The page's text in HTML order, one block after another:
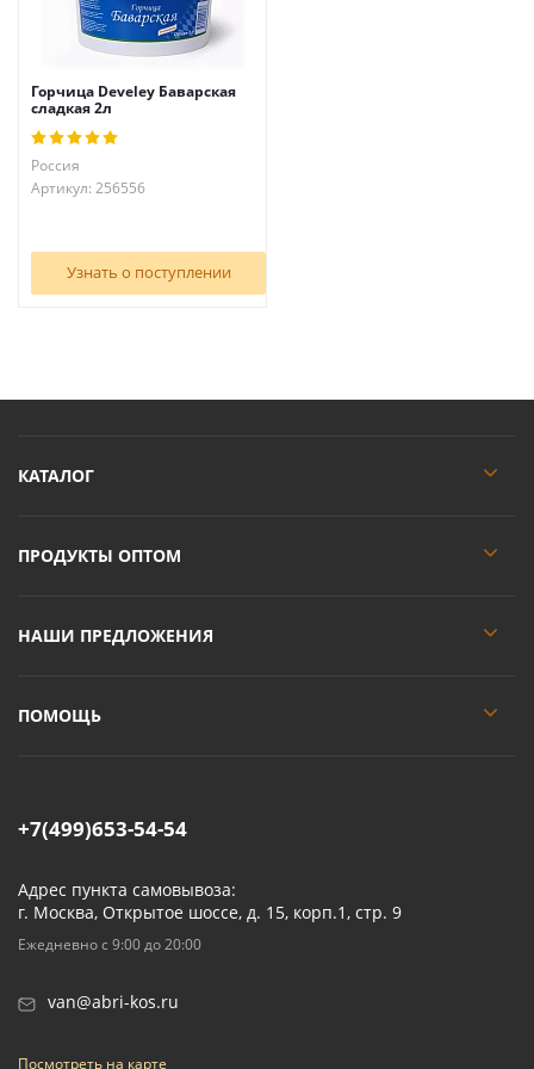
Горчица Develey Баварская
сладкая 2л
Россия
Артикул: 256556
Узнать о поступлении
КАТАЛОГ
ПРОДУКТЫ ОПТОМ
НАШИ ПРЕДЛОЖЕНИЯ
ПОМОЩЬ
+7(499)653-54-54
Адрес пункта самовывоза:
г. Москва, Открытое шоссе, д. 15, корп.1, стр. 9
Ежедневно с 9:00 до 20:00
van@abri-kos.ru
Посмотреть на карте